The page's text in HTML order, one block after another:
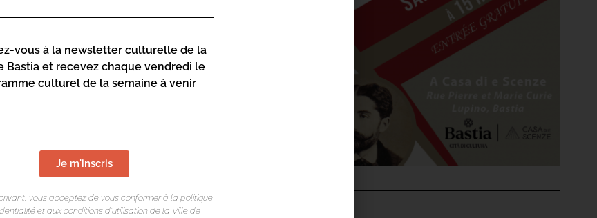
la promotion de l’éducation
olympiques. Un siècle après sa
une reconnaissance
pour cet auteur pendant ses
dont une maîtrise et un
conférence.
vous à la newsletter culturelle de la
Bastia et recevez chaque vendredi le
culturel de la semaine à venir
Je m'inscris
vous acceptez de vous conformer à la politique
et aux conditions d’utilisation de la Ville de